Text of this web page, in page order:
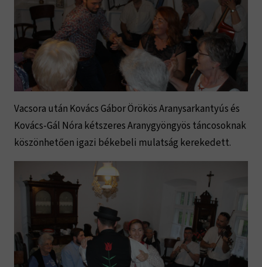
Vacsora után Kovács Gábor Örökös Aranysarkantyús és
Kovács-Gál Nóra kétszeres Aranygyöngyös táncosoknak
köszönhetően igazi békebeli mulatság kerekedett.